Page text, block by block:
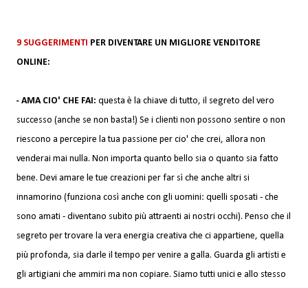
9 SUGGERIMENTI PER DIVENTARE UN MIGLIORE VENDITORE
ONLINE:
- AMA CIO' CHE FAI: questa è la chiave di tutto, il segreto del vero
successo (anche se non basta!) Se i clienti non possono sentire o non
riescono a percepire la tua passione per cio' che crei, allora non
venderai mai nulla. Non importa quanto bello sia o quanto sia fatto
bene. Devi amare le tue creazioni per far sì che anche altri si
innamorino (funziona così anche con gli uomini: quelli sposati - che
sono amati - diventano subito più attraenti ai nostri occhi). Penso che il
segreto per trovare la vera energia creativa che ci appartiene, quella
più profonda, sia darle il tempo per venire a galla. Guarda gli artisti e
gli artigiani che ammiri ma non copiare. Siamo tutti unici e allo stesso